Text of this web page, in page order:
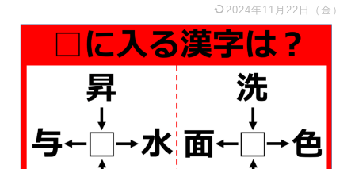
2024年11月22日（金）